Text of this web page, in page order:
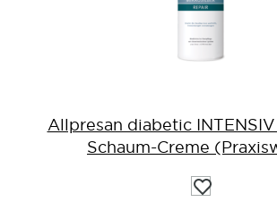
Allpresan diabetic INTENSIV
Schaum-Creme
Auf